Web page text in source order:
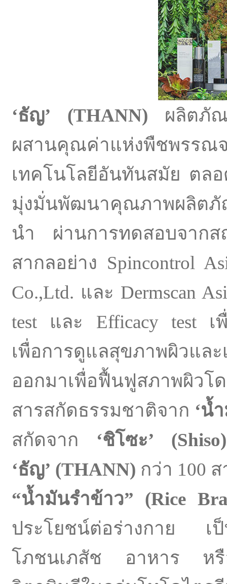
‘ธัญ’ (THANN) ผลิตภัณ
ผสานคุณค่าแห่งพืชพรรณ
เทคโนโลยีอันทันสมัย ตล
มุ่งมั่นพัฒนาคุณภาพผลิตภั
นำ ผ่านการทดสอบจากส
สากลอย่าง Spincontrol
Co.,Ltd. และ Dermscan
test และ Efficacy test
เพื่อการดูแลสุขภาพผิวแ
ออกมาเพื่อฟื้นฟูสภาพผิวโ
สารสกัดธรรมชาติจาก ‘น้
สกัดจาก ‘ชิโซะ’ (Shiso)
‘ธัญ’ (THANN) กว่า 100
“น้ำมันรำข้าว” (Rice
ประโยชน์ต่อร่างกาย เป็
โภชนเภสัช อาหาร หรื